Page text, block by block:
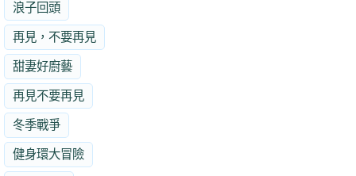
浪子回頭
再見，不要再見
甜妻好廚藝
再見不要再見
冬季戰爭
健身環大冒險